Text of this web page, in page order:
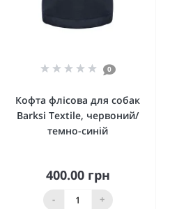
0
Кофта флісова для собак
Barksi Textile, червоний/
темно-синій
400.00 грн
- +